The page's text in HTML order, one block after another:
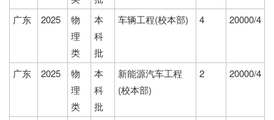
广东 2025
物
理
类
本
科
批
车辆工程(校本部) 4 20000/4
广东 2025
物
理
类
本
科
批
新能源汽车工程
(校本部)
2 20000/4